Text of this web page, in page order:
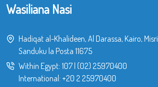
Wasiliana Nasi
Hadiqat al-Khalideen, Al Darassa, Kairo, Misri.
Sanduku la Posta 11675
Within Egypt: 107| (02) 25970400
International: +20 2 25970400